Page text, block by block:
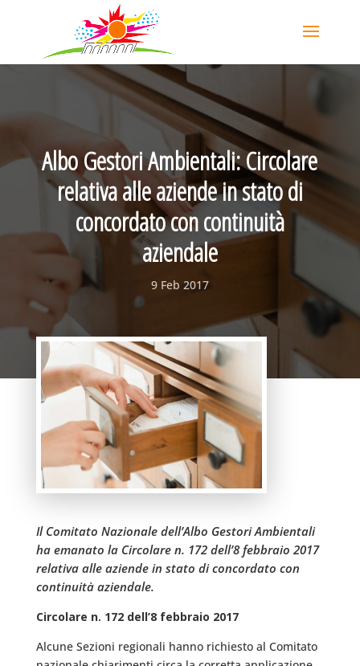
Albo Gestori Ambientali: Circolare
relativa alle aziende in stato di
concordato con continuità
aziendale
9 Feb 2017
Il Comitato Nazionale dell’Albo Gestori Ambientali
ha emanato la Circolare n. 172 dell’8 febbraio 2017
relativa alle aziende in stato di concordato con
continuità aziendale.
Circolare n. 172 dell’8 febbraio 2017
Alcune Sezioni regionali hanno richiesto al Comitato